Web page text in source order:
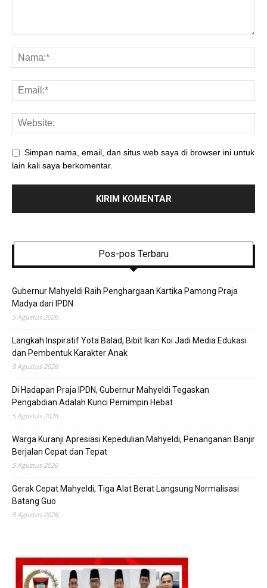
Simpan nama, email, dan situs web saya di browser ini untuk
lain kali saya berkomentar.
Pos-pos Terbaru
Gubernur Mahyeldi Raih Penghargaan Kartika Pamong Praja
Madya dari IPDN
5 Agustus 2026
Langkah Inspiratif Yota Balad, Bibit Ikan Koi Jadi Media Edukasi
dan Pembentuk Karakter Anak
5 Agustus 2026
Di Hadapan Praja IPDN, Gubernur Mahyeldi Tegaskan
Pengabdian Adalah Kunci Pemimpin Hebat
5 Agustus 2026
Warga Kuranji Apresiasi Kepedulian Mahyeldi, Penanganan Banjir
Berjalan Cepat dan Tepat
5 Agustus 2026
Gerak Cepat Mahyeldi, Tiga Alat Berat Langsung Normalisasi
Batang Guo
5 Agustus 2026